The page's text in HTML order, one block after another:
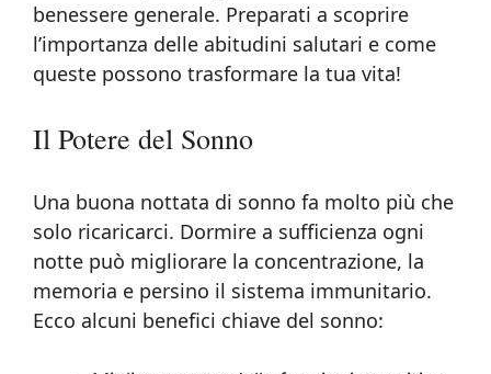
benessere generale. Preparati a scoprire
l’importanza delle abitudini salutari e come
queste possono trasformare la tua vita!
Il Potere del Sonno
Una buona nottata di sonno fa molto più che
solo ricaricarci. Dormire a sufficienza ogni
notte può migliorare la concentrazione, la
memoria e persino il sistema immunitario.
Ecco alcuni benefici chiave del sonno: